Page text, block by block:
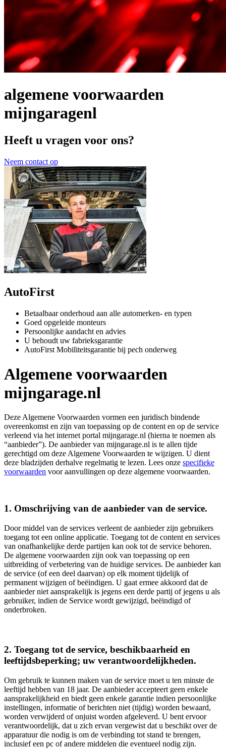
algemene voorwaarden
mijngaragenl
Heeft u vragen voor ons?
Neem contact op
AutoFirst
Betaalbaar onderhoud aan alle automerken- en typen
Goed opgeleide monteurs
Persoonlijke aandacht en advies
U behoudt uw fabrieksgarantie
AutoFirst Mobiliteitsgarantie bij pech onderweg
Algemene voorwaarden
mijngarage.nl
Deze Algemene Voorwaarden vormen een juridisch bindende
overeenkomst en zijn van toepassing op de content en op de service
verleend via het internet portal mijngarage.nl (hierna te noemen als
“aanbieder”). De aanbieder van mijngarage.nl is te allen tijde
gerechtigd om deze Algemene Voorwaarden te wijzigen. U dient
deze bladzijden derhalve regelmatig te lezen. Lees onze specifieke
voorwaarden voor aanvullingen op deze algemene voorwaarden.
1. Omschrijving van de aanbieder van de service.
Door middel van de services verleent de aanbieder zijn gebruikers
toegang tot een online applicatie. Toegang tot de content en services
van onafhankelijke derde partijen kan ook tot de service behoren.
De algemene voorwaarden zijn ook van toepassing op een
uitbreiding of verbetering van de huidige services. De aanbieder kan
de service (of een deel daarvan) op elk moment tijdelijk of
permanent wijzigen of beëindigen. U gaat ermee akkoord dat de
aanbieder niet aansprakelijk is jegens een derde partij of jegens u als
gebruiker, indien de Service wordt gewijzigd, beëindigd of
onderbroken.
2. Toegang tot de service, beschikbaarheid en
leeftijdsbeperking; uw verantwoordelijkheden.
Om gebruik te kunnen maken van de service moet u ten minste de
leeftijd hebben van 18 jaar. De aanbieder accepteert geen enkele
aansprakelijkheid en biedt geen enkele garantie indien persoonlijke
instellingen, informatie of berichten niet (tijdig) worden bewaard,
worden verwijderd of onjuist worden afgeleverd. U bent ervoor
verantwoordelijk, dat u zich ervan vergewist dat u beschikt over de
apparatuur die nodig is om de verbinding tot stand te brengen,
inclusief een pc of andere middelen die eventueel nodig zijn.